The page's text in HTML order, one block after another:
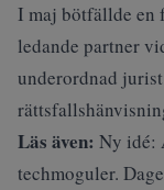
I maj bötfällde en
ledande partner
underordnad
Läs även: Ny idé:
techmoguler.